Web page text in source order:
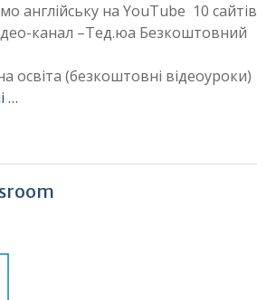
англійську на YouTube 10 сайтів
канал –Тед.юа Безкоштовний
(безкоштовні відеоуроки)
…